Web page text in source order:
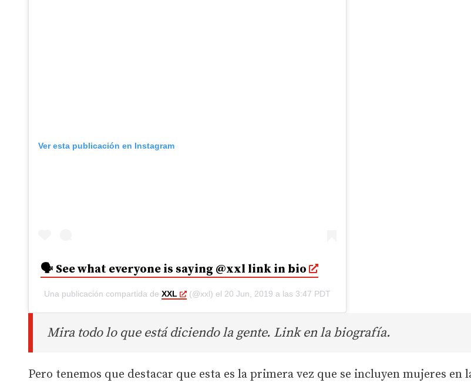
Ver esta publicación en Instagram
🗣️ See what everyone is saying @xxl link in bio
Una publicación compartida deXXL (@xxl) el 20 Jun, 2019 a las 3:47 PDT
Mira todo lo que está diciendo la gente. Link en la biografía.
Pero tenemos que destacar que esta es la primera vez que se incluyen mujeres en